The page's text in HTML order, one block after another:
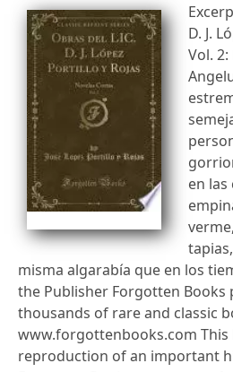
D. J.
Vol.
en las
misma algarabía que en los
the Publisher Forgotten
thousands of rare and classic
www.forgottenbooks.com This
reproduction of an important